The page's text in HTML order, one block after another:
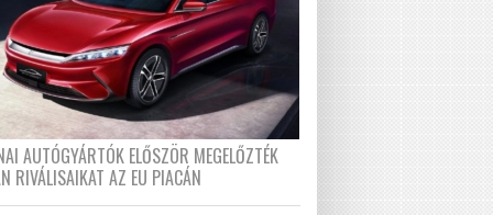
AUTÓGYÁRTÓK ELŐSZÖR MEGELŐZTÉK
RIVÁLISAIKAT AZ EU PIACÁN